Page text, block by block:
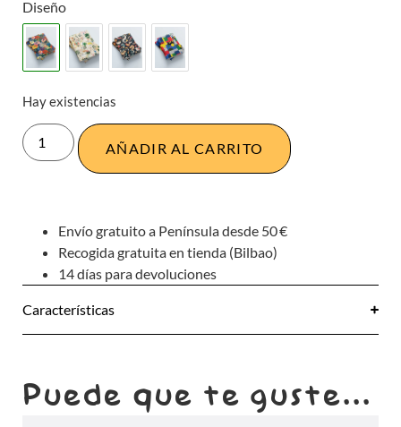
Diseño
Hay existencias
AÑADIR AL CARRITO
Envío gratuito a Península desde 50 €
Recogida gratuita en tienda (Bilbao)
14 días para devoluciones
Características
Puede que te guste...